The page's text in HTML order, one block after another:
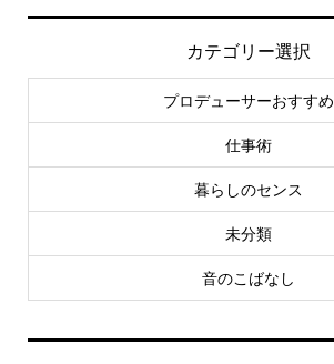
カテゴリー選択
プロデューサーおすすめ
仕事術
暮らしのセンス
未分類
音のこばなし